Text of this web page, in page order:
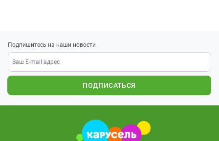
Подпишитесь на наши новости
ПОДПИСАТЬСЯ